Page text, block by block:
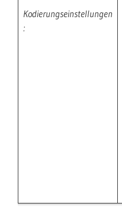
Kodierungseinstellungen
: